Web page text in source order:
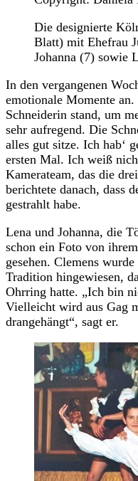
Die designierte
Blatt) mit Ehefrau
Johanna (7) sowie
In den vergangenen
emotionale Momente
Schneiderin stand, um
sehr aufregend. Die
alles gut sitze. Ich hab‘
ersten Mal. Ich weiß
Kamerateam, das die
berichtete danach, dass
gestrahlt habe.
Lena und Johanna, die
schon ein Foto von
gesehen. Clemens
Tradition hingewiesen,
Ohrring hatte. „Ich bin
Vielleicht wird aus Gag
drangehängt“, sagt er.